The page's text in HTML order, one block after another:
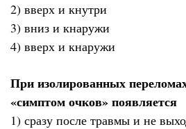
2) вверх и кнутри
3) вниз и кнаружи
4) вверх и кнаружи
При изолированных
«симптом очков» появляется
1) сразу после травмы и не